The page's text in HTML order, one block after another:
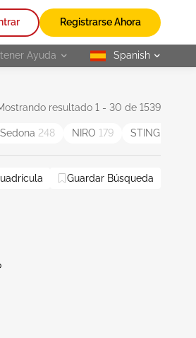
Registrarse Ahora
Ayuda selected
Spanish
resultado 1 - 30 de 1539
Sedona 248 NIRO 179 STINGER
Guardar Búsqueda